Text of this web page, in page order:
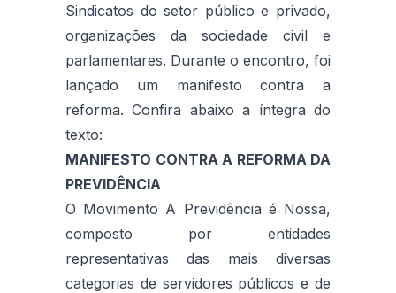
Sindicatos do setor público e privado,
organizações da sociedade civil e
parlamentares. Durante o encontro, foi
lançado um manifesto contra a
reforma. Confira abaixo a íntegra do
texto:
MANIFESTO CONTRA A REFORMA DA
PREVIDÊNCIA
O Movimento A Previdência é Nossa,
composto por entidades
representativas das mais diversas
categorias de servidores públicos e de